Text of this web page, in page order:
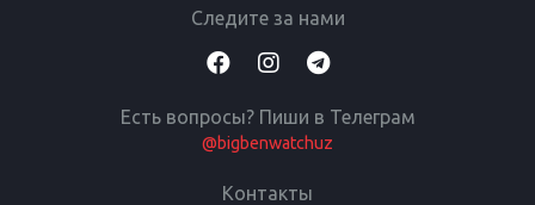
Следите за нами
Есть вопросы? Пиши в Телеграм
@bigbenwatchuz
Контакты